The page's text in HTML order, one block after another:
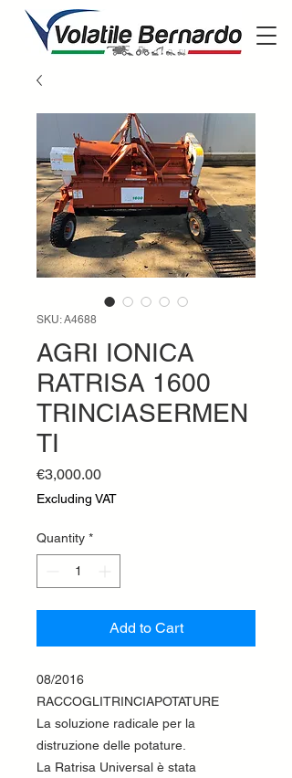
SKU: A4688
AGRI IONICA
RATRISA 1600
TRINCIASERMEN
TI
€3,000.00Price
Excluding VAT
Quantity *
Add to Cart
08/2016
RACCOGLITRINCIAPOTATURE
La soluzione radicale per la
distruzione delle potature.
La Ratrisa Universal è stata